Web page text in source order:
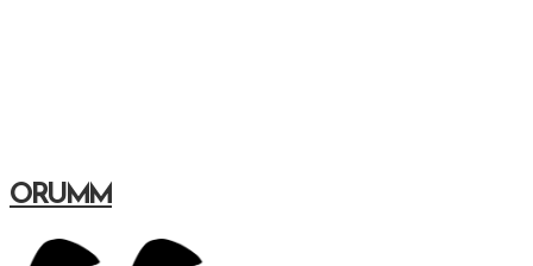
ORUMM